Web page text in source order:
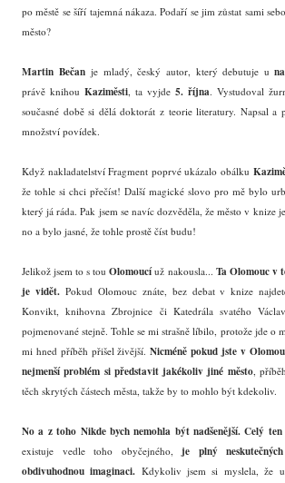
po městě se šíří tajemná nákaza. Podaří se jim zůstat sami
město?
Martin Bečanje mladý, český autor, který debutuje u
právě knihou Kaziměsti, ta vyjde 5. října. Vystudoval
současné době si dělá doktorát z teorie literatury. Napsal a
množství povídek.
Když nakladatelství Fragment poprvé ukázalo obálku
že tohle si chci přečíst! Další magické slovo pro mě bylo
který já ráda. Pak jsem se navíc dozvěděla, že město v knize
no a bylo jasné, že tohle prostě číst budu!
Jelikož jsem to s touOlomoucíuž nakousla... Ta Olomouc v
je vidět. Pokud Olomouc znáte, bez debat v knize
Konvikt, knihovna Zbrojnice či Katedrála svatého
pojmenované stejně. Tohle se mi strašně líbilo, protože jde o
mi hned příběh přišel živější.Nicméně pokud jste v
nejmenší problém si představit jakékoliv jiné město,
těch skrytých částech města, takže by to mohlo být kdekoliv.
No a z toho Nikde bych nemohla být nadšenější. Celý
existuje vedle toho obyčejného,je plný
obdivuhodnou imaginaci. Kdykoliv jsem si myslela, že